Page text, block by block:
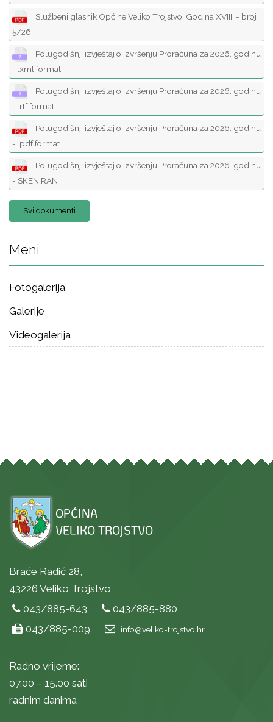
Službeni glasnik Općine Veliko Trojstvo, Godina XVIII. - broj
5/26
Polugodišnji izvještaj o izvršenju Proračuna za 2026. godinu
- .xml format
Polugodišnji izvještaj o izvršenju Proračuna za 2026. godinu
- .rtf format
Polugodišnji izvještaj o izvršenju Proračuna za 2026. godinu
- .pdf format
Polugodišnji izvještaj o izvršenju Proračuna za 2026. godinu
- SKENIRAN
Svi dokumenti
Meni
Fotogalerija
Galerije
Videogalerija
Braće Radić 28,
43226 Veliko Trojstvo
043/885-643
043/885-880
043/885-009
info@veliko-trojstvo.hr
Radno vrijeme:
07.00 – 15.00 sati
radnim danima